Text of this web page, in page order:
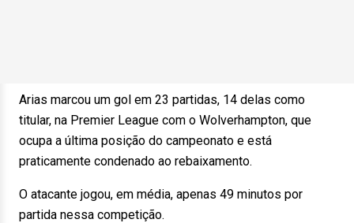
Arias marcou um gol em 23 partidas, 14 delas como
titular, na Premier League com o Wolverhampton, que
ocupa a última posição do campeonato e está
praticamente condenado ao rebaixamento.
O atacante jogou, em média, apenas 49 minutos por
partida nessa competição.